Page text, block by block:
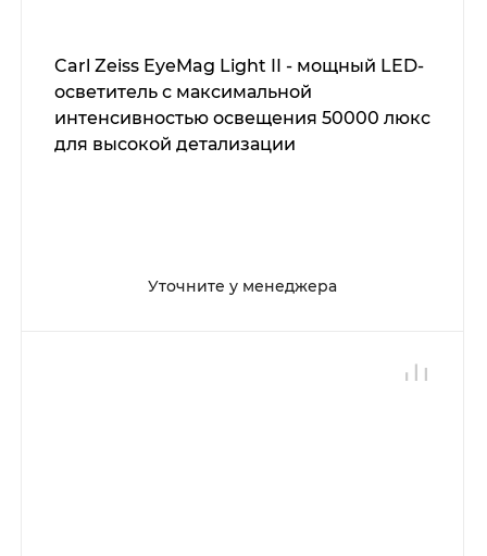
Carl Zeiss EyeMag Light II - мощный LED-
осветитель с максимальной
интенсивностью освещения 50000 люкс
для высокой детализации
Уточните у менеджера